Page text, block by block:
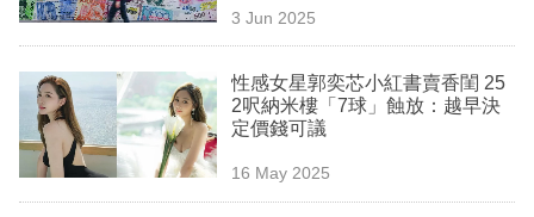
專
欄
訂
閱
3 Jun 2025
性感女星郭奕芯小紅書賣香閨 25
2呎納米樓「7球」蝕放：越早決
定價錢可議
16 May 2025